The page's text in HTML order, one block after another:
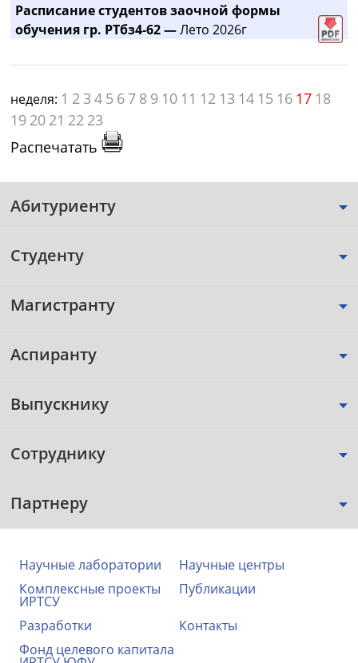
Расписание студентов заочной формы
обучения гр. РТбз4-62 —Лето 2026г
неделя: 1 2 3 4 5 6 7 8 9 10 11 12 13 14 15 16 17 18
19 20 21 22 23
Распечатать
Абитуриенту
Студенту
Магистранту
Аспиранту
Выпускнику
Сотруднику
Партнеру
Научные лаборатории
Научные центры
Комплексные проекты
ИРТСУ
Публикации
Разработки
Контакты
Фонд целевого капитала